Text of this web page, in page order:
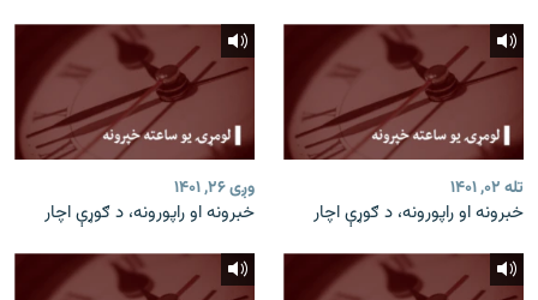
تله ۰۲, ۱۴۰۱
خبرونه او راپورونه، د ګوړې اچار
وږی ۲۶, ۱۴۰۱
خبرونه او راپورونه، د ګوړې اچار